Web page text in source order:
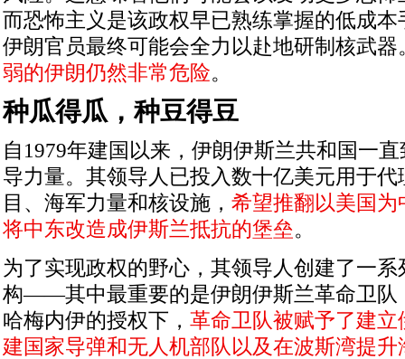
而恐怖主义是该政权早已熟练掌握的低成
伊朗官员最终可能会全力以赴地研制核武器
弱的伊朗仍然非常危险。
种瓜得瓜，种豆得豆
自1979年建国以来，伊朗伊斯兰共和国一
导力量。其领导人已投入数十亿美元用于
目、海军力量和核设施， 希望推翻以美国
将中东改造成伊斯兰抵抗的堡垒。
为了实现政权的野心，其领导人创建了一
构——其中最重要的是伊朗伊斯兰革命卫队
哈梅内伊的授权下， 革命卫队被赋予了建
建国家导弹和无人机部队以及在波斯湾提